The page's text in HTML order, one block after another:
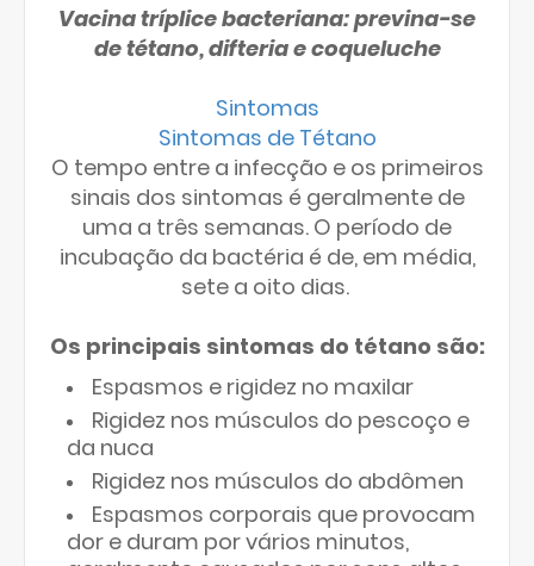
Vacina tríplice bacteriana: previna-se
de tétano, difteria e coqueluche
Sintomas
Sintomas de Tétano
O tempo entre a infecção e os primeiros
sinais dos sintomas é geralmente de
uma a três semanas. O período de
incubação da bactéria é de, em média,
sete a oito dias.
Os principais sintomas do tétano são:
Espasmos e rigidez no maxilar
Rigidez nos músculos do pescoço e
da nuca
Rigidez nos músculos do abdômen
Espasmos corporais que provocam
dor e duram por vários minutos,